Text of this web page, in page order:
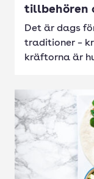
tillbehören
Det är dags
traditioner –
kräftorna är